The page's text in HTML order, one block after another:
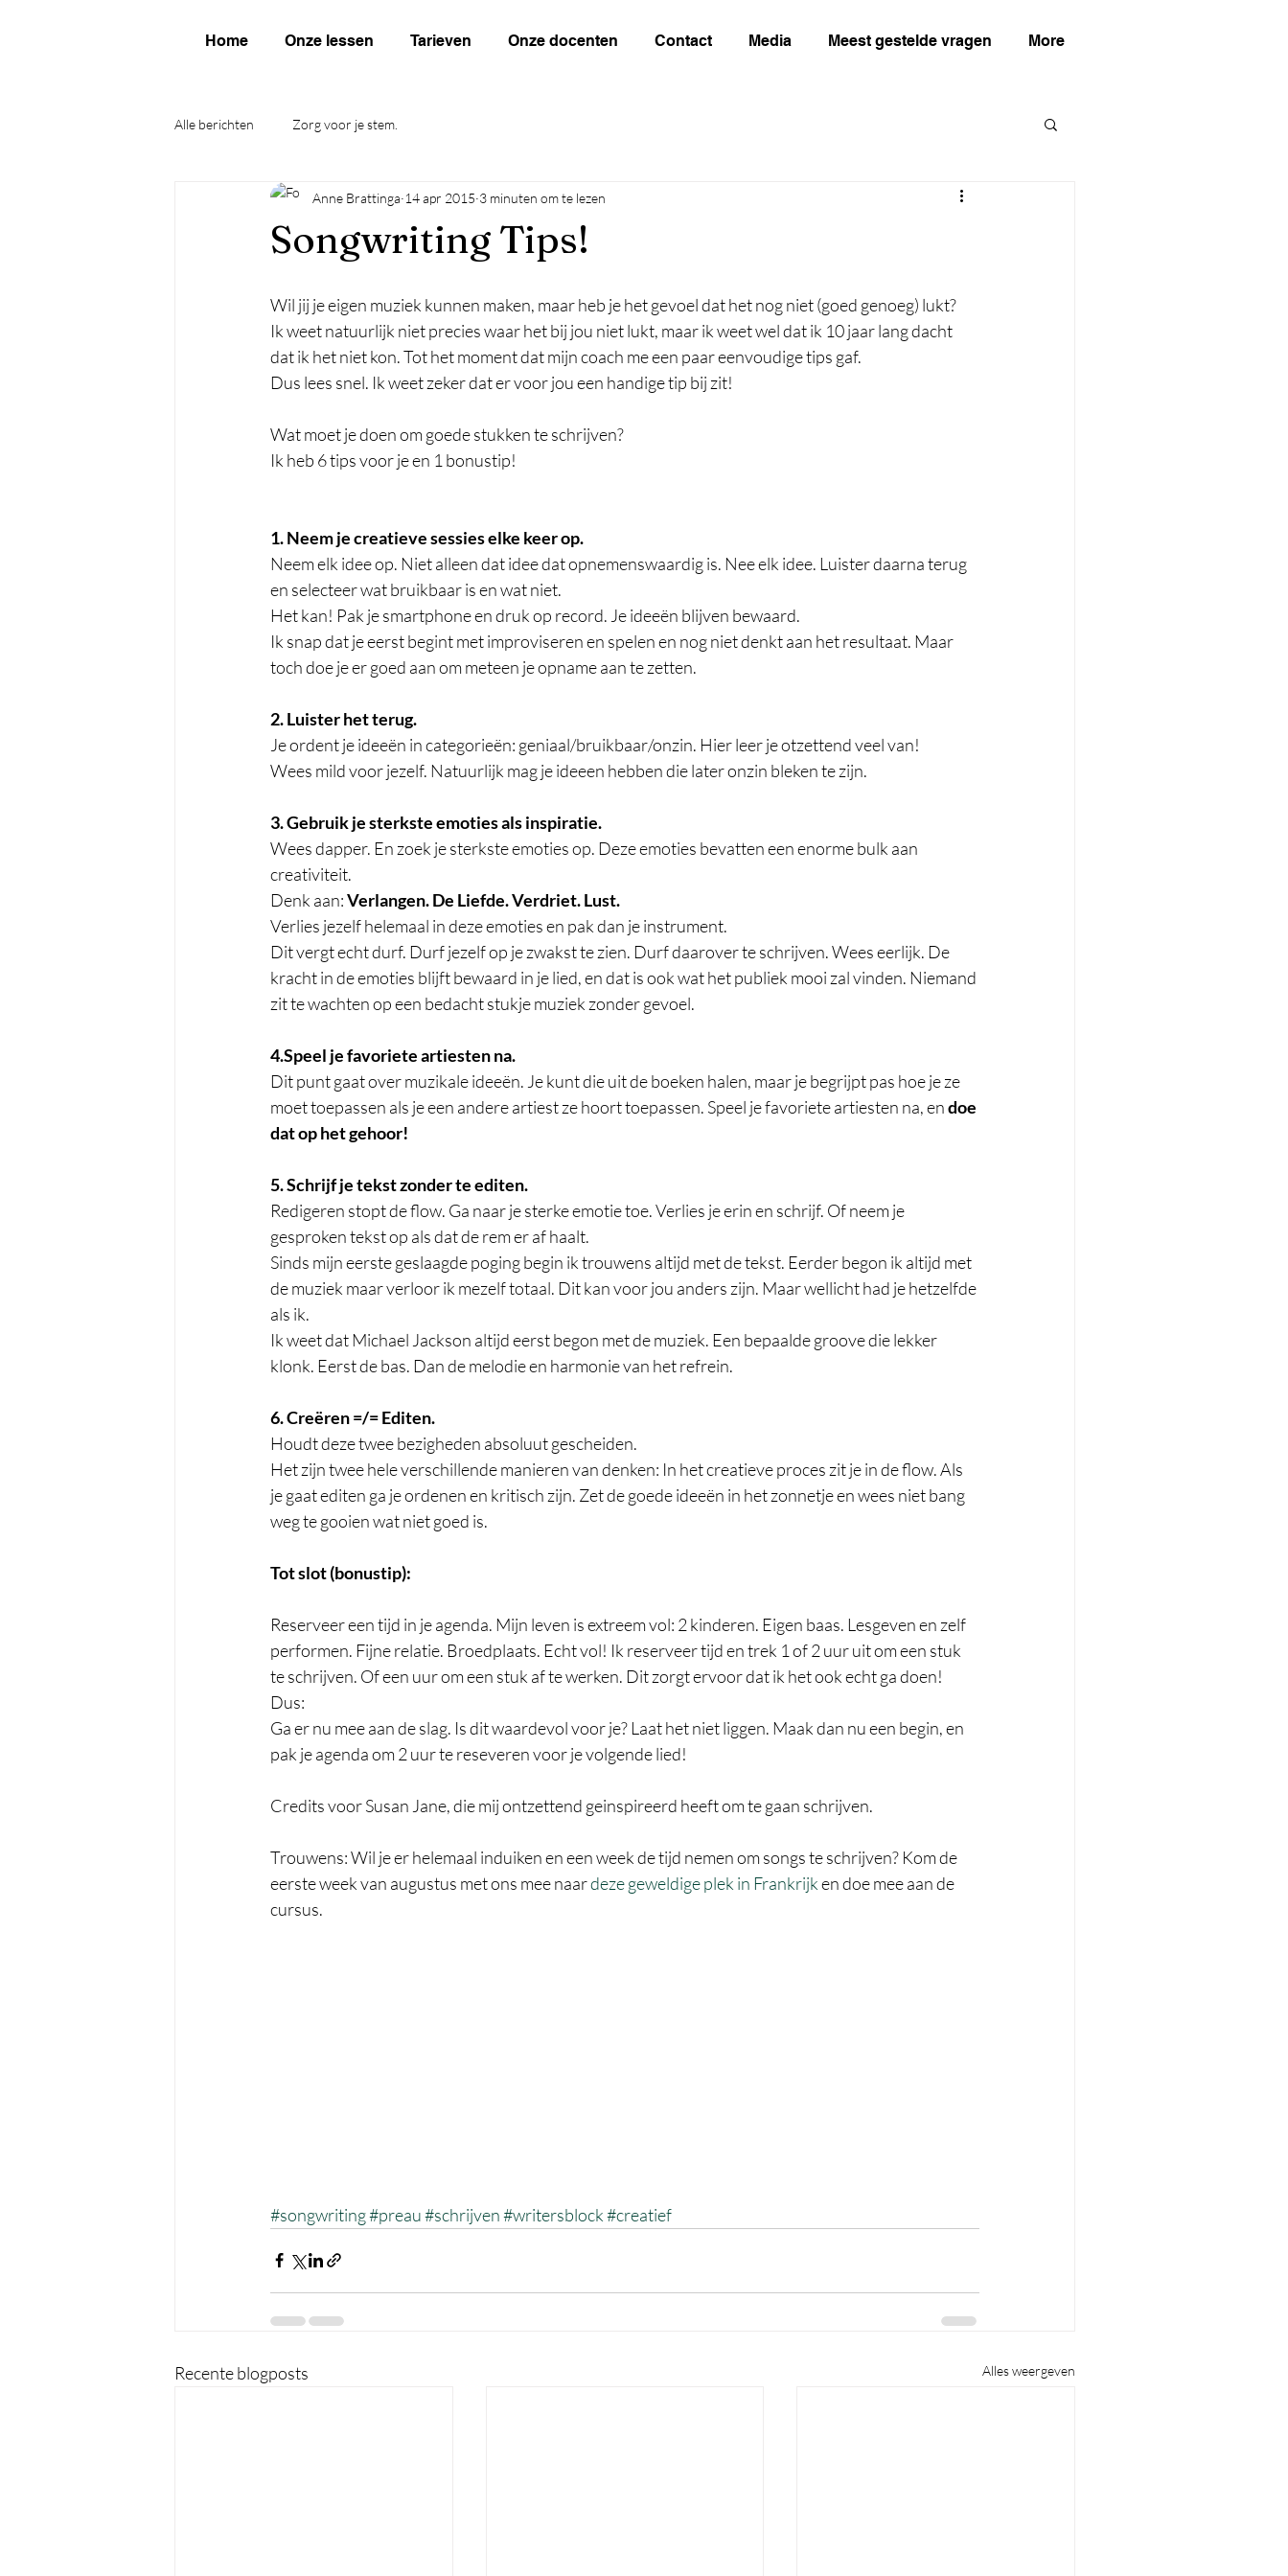
Home Onze lessen Tarieven Onze docenten Contact Media Meest gestelde vragen More
Alle berichten Zorg voor je stem.
Songwriting Tips!
Anne Brattinga 14 apr 2015 3 minuten om te lezen
Wil jij je eigen muziek kunnen maken, maar heb je het gevoel dat het nog niet (goed genoeg) lukt?
Ik weet natuurlijk niet precies waar het bij jou niet lukt, maar ik weet wel dat ik 10 jaar lang dacht
dat ik het niet kon. Tot het moment dat mijn coach me een paar eenvoudige tips gaf.
Dus lees snel. Ik weet zeker dat er voor jou een handige tip bij zit!
Wat moet je doen om goede stukken te schrijven?
Ik heb 6 tips voor je en 1 bonustip!
1. Neem je creatieve sessies elke keer op.
Neem elk idee op. Niet alleen dat idee dat opnemenswaardig is. Nee elk idee. Luister daarna terug
en selecteer wat bruikbaar is en wat niet.
Het kan! Pak je smartphone en druk op record. Je ideeën blijven bewaard.
Ik snap dat je eerst begint met improviseren en spelen en nog niet denkt aan het resultaat. Maar
toch doe je er goed aan om meteen je opname aan te zetten.
2. Luister het terug.
Je ordent je ideeën in categorieën: geniaal/bruikbaar/onzin. Hier leer je otzettend veel van!
Wees mild voor jezelf. Natuurlijk mag je ideeen hebben die later onzin bleken te zijn.
3. Gebruik je sterkste emoties als inspiratie.
Wees dapper. En zoek je sterkste emoties op. Deze emoties bevatten een enorme bulk aan
creativiteit.
Denk aan: Verlangen. De Liefde. Verdriet. Lust.
Verlies jezelf helemaal in deze emoties en pak dan je instrument.
Dit vergt echt durf. Durf jezelf op je zwakst te zien. Durf daarover te schrijven. Wees eerlijk. De
kracht in de emoties blijft bewaard in je lied, en dat is ook wat het publiek mooi zal vinden. Niemand
zit te wachten op een bedacht stukje muziek zonder gevoel.
4.Speel je favoriete artiesten na.
Dit punt gaat over muzikale ideeën. Je kunt die uit de boeken halen, maar je begrijpt pas hoe je ze
moet toepassen als je een andere artiest ze hoort toepassen. Speel je favoriete artiesten na, en doe
dat op het gehoor!
5. Schrijf je tekst zonder te editen.
Redigeren stopt de flow. Ga naar je sterke emotie toe. Verlies je erin en schrijf. Of neem je
gesproken tekst op als dat de rem er af haalt.
Sinds mijn eerste geslaagde poging begin ik trouwens altijd met de tekst. Eerder begon ik altijd met
de muziek maar verloor ik mezelf totaal. Dit kan voor jou anders zijn. Maar wellicht had je hetzelfde
als ik.
Ik weet dat Michael Jackson altijd eerst begon met de muziek. Een bepaalde groove die lekker
klonk. Eerst de bas. Dan de melodie en harmonie van het refrein.
6. Creëren =/= Editen.
Houdt deze twee bezigheden absoluut gescheiden.
Het zijn twee hele verschillende manieren van denken: In het creatieve proces zit je in de flow. Als
je gaat editen ga je ordenen en kritisch zijn. Zet de goede ideeën in het zonnetje en wees niet bang
weg te gooien wat niet goed is.
Tot slot (bonustip):
Reserveer een tijd in je agenda. Mijn leven is extreem vol: 2 kinderen. Eigen baas. Lesgeven en zelf
performen. Fijne relatie. Broedplaats. Echt vol! Ik reserveer tijd en trek 1 of 2 uur uit om een stuk
te schrijven. Of een uur om een stuk af te werken. Dit zorgt ervoor dat ik het ook echt ga doen!
Dus:
Ga er nu mee aan de slag. Is dit waardevol voor je? Laat het niet liggen. Maak dan nu een begin, en
pak je agenda om 2 uur te reseveren voor je volgende lied!
Credits voor Susan Jane, die mij ontzettend geinspireerd heeft om te gaan schrijven.
Trouwens: Wil je er helemaal induiken en een week de tijd nemen om songs te schrijven? Kom de
eerste week van augustus met ons mee naar deze geweldige plek in Frankrijk en doe mee aan de
cursus.
#songwriting#preau#schrijven#writersblock#creatief
Recente blogposts Alles weergeven